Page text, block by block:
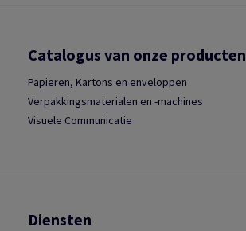
Catalogus van onze producten
Papieren, Kartons en enveloppen
Verpakkingsmaterialen en -machines
Visuele Communicatie
Diensten